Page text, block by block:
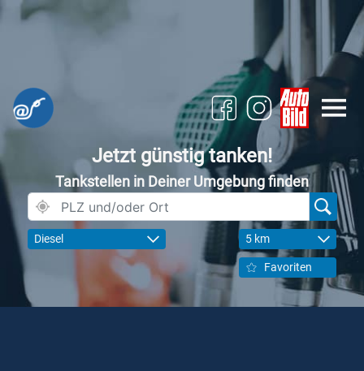
Jetzt günstig tanken!
Tankstellen in Deiner Umgebung finden
Diesel 5 km
Favoriten